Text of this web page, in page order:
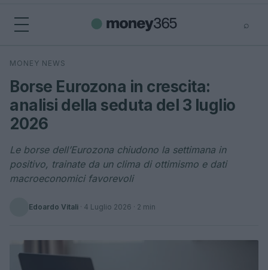
⌕
Cerca
MONEY NEWS
Borse Eurozona in crescita:
analisi della seduta del 3 luglio
2026
Le borse dell’Eurozona chiudono la settimana in
positivo, trainate da un clima di ottimismo e dati
macroeconomici favorevoli
Edoardo Vitali · 4 Luglio 2026 · 2 min